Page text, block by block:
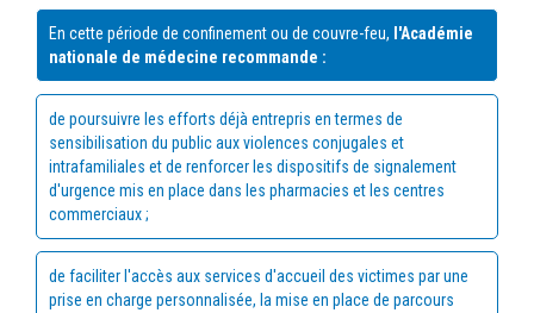
En cette période de confinement ou de couvre-feu, l'Académie
nationale de médecine recommande :
de poursuivre les efforts déjà entrepris en termes de
sensibilisation du public aux violences conjugales et
intrafamiliales et de renforcer les dispositifs de signalement
d'urgence mis en place dans les pharmacies et les centres
commerciaux ;
de faciliter l'accès aux services d'accueil des victimes par une
prise en charge personnalisée, la mise en place de parcours